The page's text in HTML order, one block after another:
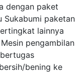
dengan paket
Sukabumi paketan
lainnya
pengambilan
bening ke